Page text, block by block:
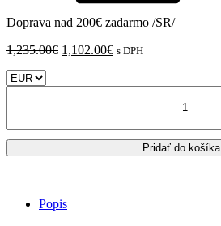
Doprava nad 200€ zadarmo /SR/
1,235.00€ Pôvodná
1,102.00€Aktuálna
s DPH
MIVV
Pridať do košíka
Popis